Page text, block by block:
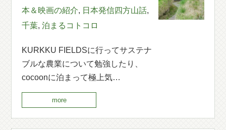
本＆映画の紹介, 日本発信四方山話,
千葉,泊まるコトコロ
KURKKU FIELDSに行ってサステナ
ブルな農業について勉強したり、
cocoonに泊まって極上気…
more